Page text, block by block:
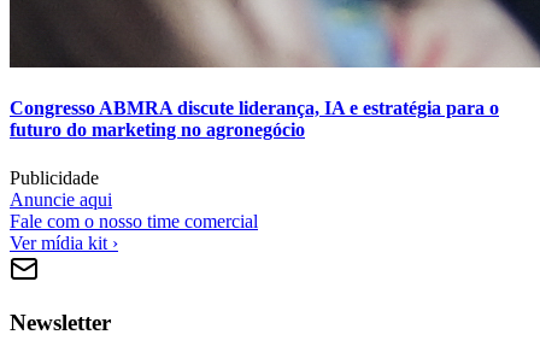
Congresso ABMRA discute liderança, IA e estratégia para o
futuro do marketing no agronegócio
Publicidade
Anuncie aqui
Fale com o nosso time comercial
Ver mídia kit ›
Newsletter